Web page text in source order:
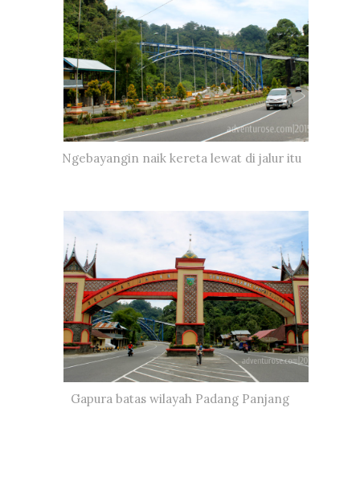
Ngebayangin naik kereta lewat di jalur itu
Gapura batas wilayah Padang Panjang